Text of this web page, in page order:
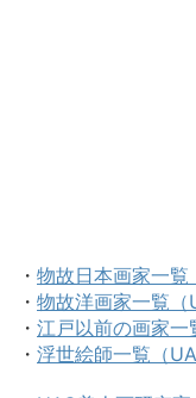
・ 物故日本画家一覧
・ 物故洋画家一覧（
・ 江戸以前の画家一
・ 浮世絵師一覧（